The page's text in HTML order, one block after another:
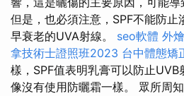
但是，也必須注意，SPF不能防止
早衰老的UVA射線。 seo軟體 外燴
拿技術士證照班2023 台中體態矯
樣，SPF值表明乳膏可以防止
像沒有使用防曬霜一樣。 眾所周